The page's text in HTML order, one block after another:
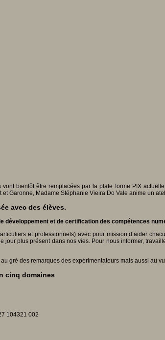
bientôt être remplacées par la plate forme PIX
Garonne, Madame Stéphanie Vieira Do Vale anime un
avec des élèves.
développement et de certification des compétences
et professionnels) avec pour mission d’aider
plus présent dans nos vies. Pour nous informer,
gré des remarques des expérimentateurs mais aussi
cinq domaines